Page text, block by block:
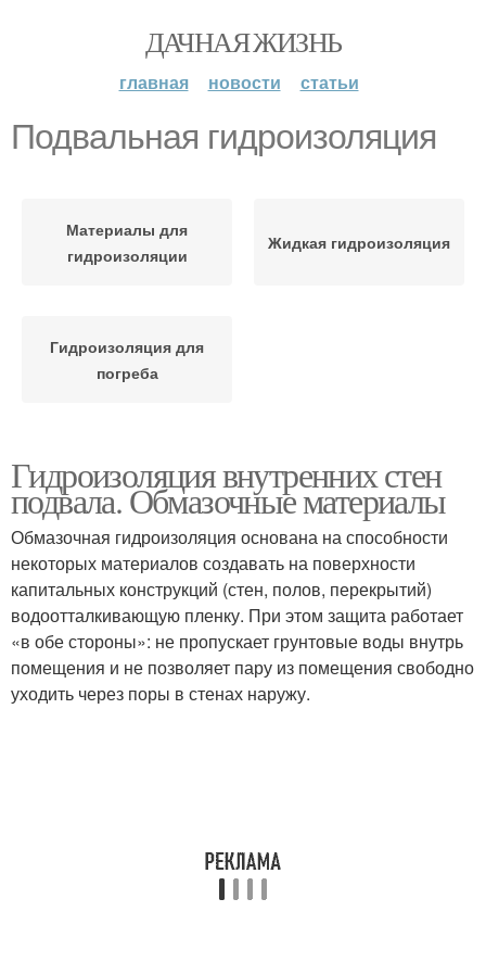
ДАЧНАЯ ЖИЗНЬ
главная новости статьи
Подвальная гидроизоляция
Материалы для
гидроизоляции
Жидкая гидроизоляция
Гидроизоляция для
погреба
Гидроизоляция внутренних стен
подвала. Обмазочные материалы
Обмазочная гидроизоляция основана на способности
некоторых материалов создавать на поверхности
капитальных конструкций (стен, полов, перекрытий)
водоотталкивающую пленку. При этом защита работает
«в обе стороны»: не пропускает грунтовые воды внутрь
помещения и не позволяет пару из помещения свободно
уходить через поры в стенах наружу.